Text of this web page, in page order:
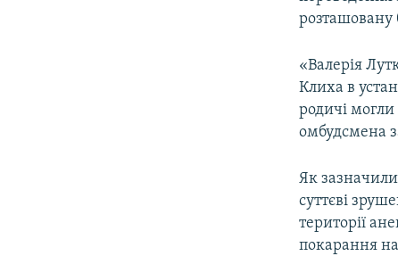
розташовану
«Валерія
Клиха в
родичі могли
омбудсмена
Як
суттєві
території
покарання